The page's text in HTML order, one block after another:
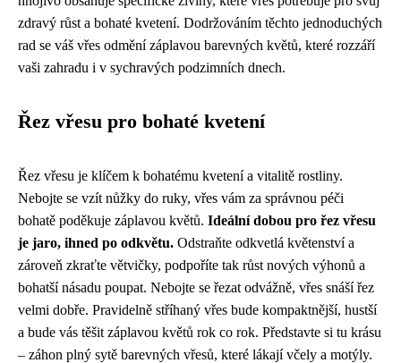
zdravý růst a bohaté kvetení. Dodržováním těchto jednoduchých
rad se váš vřes odmění záplavou barevných květů, které rozzáří
vaši zahradu i v sychravých podzimních dnech.
Řez vřesu pro bohaté kvetení
Řez vřesu je klíčem k bohatému kvetení a vitalitě rostliny.
Nebojte se vzít nůžky do ruky, vřes vám za správnou péči
bohatě poděkuje záplavou květů. Ideální dobou pro řez vřesu
je jaro, ihned po odkvětu. Odstraňte odkvetlá květenství a
zároveň zkraťte větvičky, podpoříte tak růst nových výhonů a
bohatší násadu poupat. Nebojte se řezat odvážně, vřes snáší řez
velmi dobře. Pravidelně stříhaný vřes bude kompaktnější, hustší
a bude vás těšit záplavou květů rok co rok. Představte si tu krásu
– záhon plný sytě barevných vřesů, které lákají včely a motýly.